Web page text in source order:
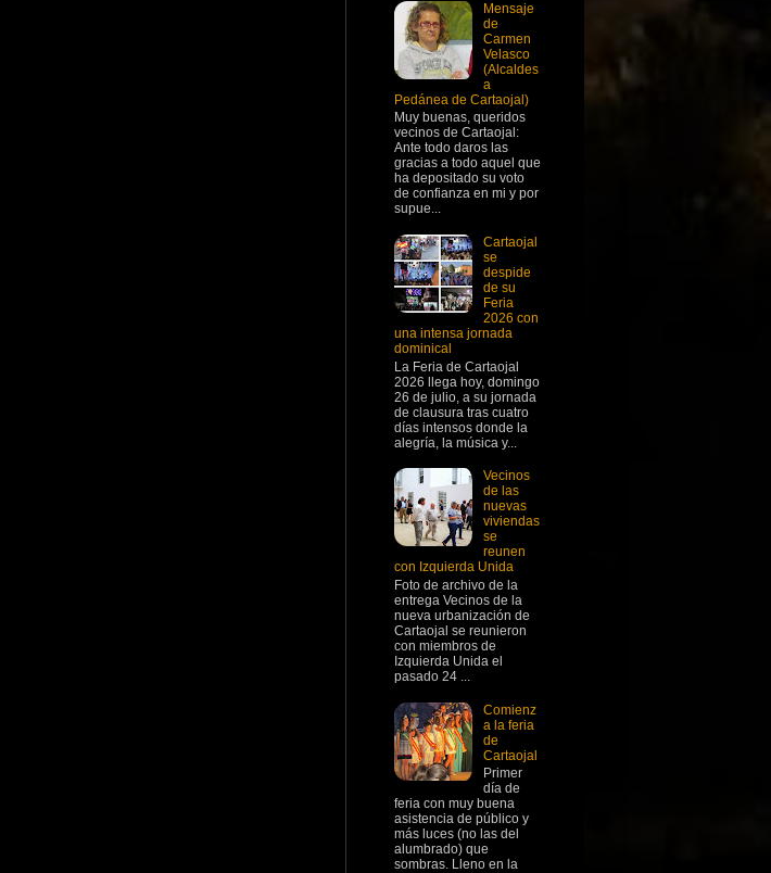
Mensaje
de
Carmen
Velasco
(Alcaldes
a
Pedánea de Cartaojal)
Muy buenas, queridos
vecinos de Cartaojal:
Ante todo daros las
gracias a todo aquel que
ha depositado su voto
de confianza en mi y por
supue...
Cartaojal
se
despide
de su
Feria
2026 con
una intensa jornada
dominical
La Feria de Cartaojal
2026 llega hoy, domingo
26 de julio, a su jornada
de clausura tras cuatro
días intensos donde la
alegría, la música y...
Vecinos
de las
nuevas
viviendas
se
reunen
con Izquierda Unida
Foto de archivo de la
entrega Vecinos de la
nueva urbanización de
Cartaojal se reunieron
con miembros de
Izquierda Unida el
pasado 24 ...
Comienz
a la feria
de
Cartaojal
Primer
día de
feria con muy buena
asistencia de público y
más luces (no las del
alumbrado) que
sombras. Lleno en la